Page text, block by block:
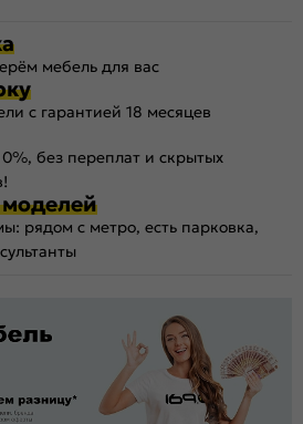
мебель для вас
с гарантией 18 месяцев
без переплат и скрытых
рядом с метро, есть парковка,